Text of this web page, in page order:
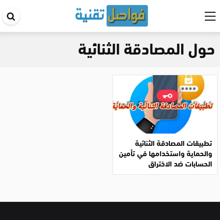
حول المصادقة الثنائية
تطبيقات المصادقة الثنائية
والحماية واستخدامها في تأمين
الحسابات ضد الاختراق